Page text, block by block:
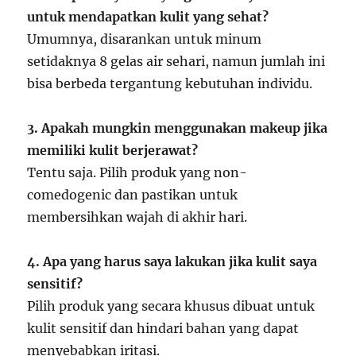
untuk mendapatkan kulit yang sehat?
Umumnya, disarankan untuk minum
setidaknya 8 gelas air sehari, namun jumlah ini
bisa berbeda tergantung kebutuhan individu.
3. Apakah mungkin menggunakan makeup jika
memiliki kulit berjerawat?
Tentu saja. Pilih produk yang non-
comedogenic dan pastikan untuk
membersihkan wajah di akhir hari.
4. Apa yang harus saya lakukan jika kulit saya
sensitif?
Pilih produk yang secara khusus dibuat untuk
kulit sensitif dan hindari bahan yang dapat
menyebabkan iritasi.